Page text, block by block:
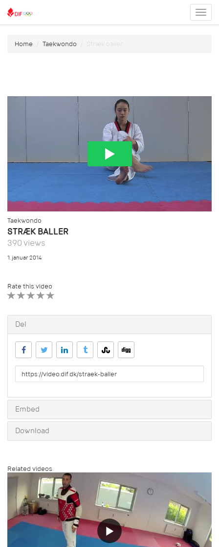
menu
Home Taekwondo Stræk baller
Taekwondo
STRÆK BALLER
390 views
1. januar 2014
Rate this video
Del
URL
to
Embed
Download
Related videos